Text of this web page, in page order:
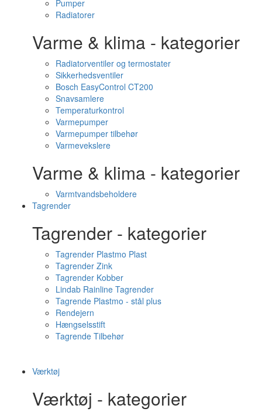
Pumper
Radiatorer
Varme & klima - kategorier
Radiatorventiler og termostater
Sikkerhedsventiler
Bosch EasyControl CT200
Snavsamlere
Temperaturkontrol
Varmepumper
Varmepumper tilbehør
Varmevekslere
Varme & klima - kategorier
Varmtvandsbeholdere
Tagrender
Tagrender - kategorier
Tagrender Plastmo Plast
Tagrender Zink
Tagrender Kobber
Lindab Rainline Tagrender
Tagrende Plastmo - stål plus
Rendejern
Hængselsstift
Tagrende Tilbehør
Værktøj
Værktøj - kategorier